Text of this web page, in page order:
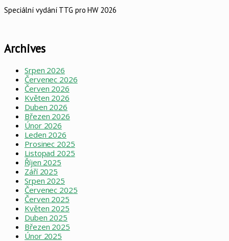
Speciální vydání TTG pro HW 2026
Archives
Srpen 2026
Červenec 2026
Červen 2026
Květen 2026
Duben 2026
Březen 2026
Únor 2026
Leden 2026
Prosinec 2025
Listopad 2025
Říjen 2025
Září 2025
Srpen 2025
Červenec 2025
Červen 2025
Květen 2025
Duben 2025
Březen 2025
Únor 2025